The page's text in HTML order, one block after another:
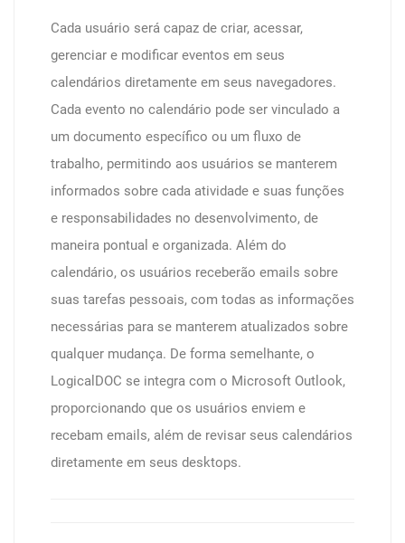
Cada usuário será capaz de criar, acessar,
gerenciar e modificar eventos em seus
calendários diretamente em seus navegadores.
Cada evento no calendário pode ser vinculado a
um documento específico ou um fluxo de
trabalho, permitindo aos usuários se manterem
informados sobre cada atividade e suas funções
e responsabilidades no desenvolvimento, de
maneira pontual e organizada. Além do
calendário, os usuários receberão emails sobre
suas tarefas pessoais, com todas as informações
necessárias para se manterem atualizados sobre
qualquer mudança. De forma semelhante, o
LogicalDOC se integra com o Microsoft Outlook,
proporcionando que os usuários enviem e
recebam emails, além de revisar seus calendários
diretamente em seus desktops.